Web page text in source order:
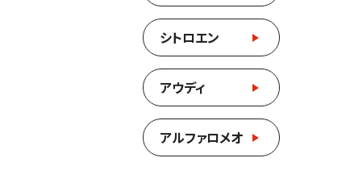
シトロエン
アウディ
アルファロメオ